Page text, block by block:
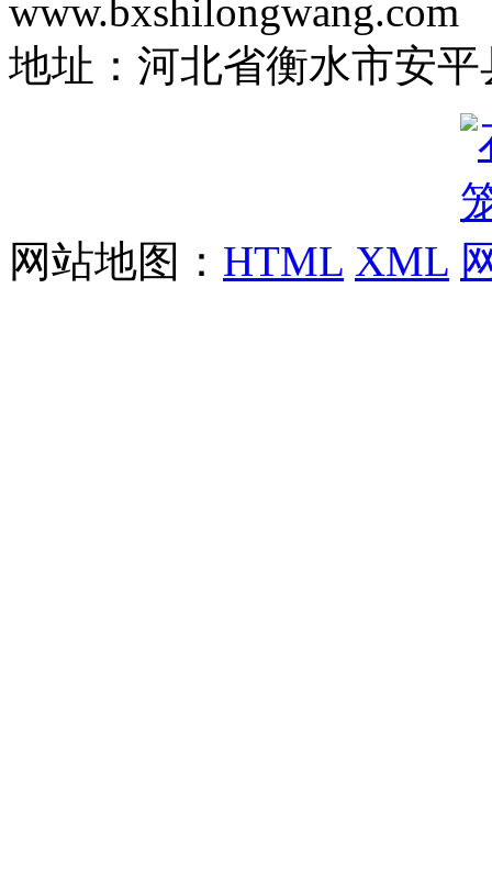
www.bxshilongwang.com
地址：河北省衡水市安
网站地图： HTML XML